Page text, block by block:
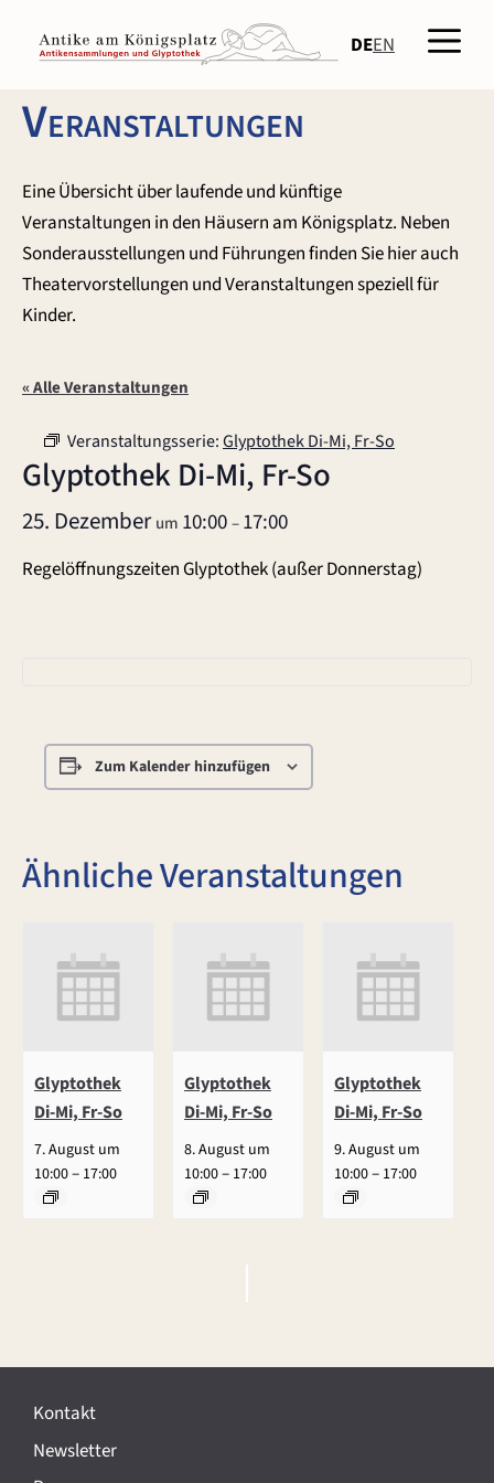
Inhalt
springen
DEEN
Veranstaltungen
Eine Übersicht über laufende und künftige
Veranstaltungen in den Häusern am Königsplatz. Neben
Sonderausstellungen und Führungen finden Sie hier auch
Theatervorstellungen und Veranstaltungen speziell für
Kinder.
« Alle Veranstaltungen
Veranstaltungsserie:Glyptothek Di-Mi, Fr-So
Glyptothek Di-Mi, Fr-So
25. Dezemberum 10:00–17:00
Regelöffnungszeiten Glyptothek (außer Donnerstag)
Zum Kalender hinzufügen
Ähnliche Veranstaltungen
Glyptothek
Di-Mi, Fr-So
7. August um
10:00– 17:00
Glyptothek
Di-Mi, Fr-So
8. August um
10:00– 17:00
Glyptothek
Di-Mi, Fr-So
9. August um
10:00– 17:00
e
a
n
Kontakt
Newsletter